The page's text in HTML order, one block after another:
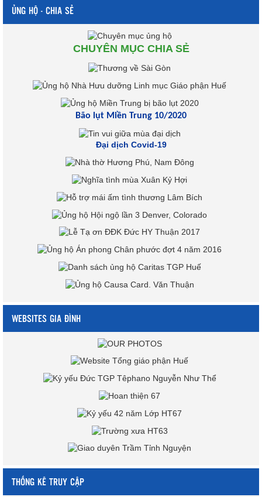
ỦNG HỘ - CHIA SẺ
CHUYÊN MỤC CHIA SẺ
Bão lụt Miền Trung 10/2020
Đại dịch Covid-19
WEBSITES GIA ĐÌNH
THỐNG KÊ TRUY CẬP